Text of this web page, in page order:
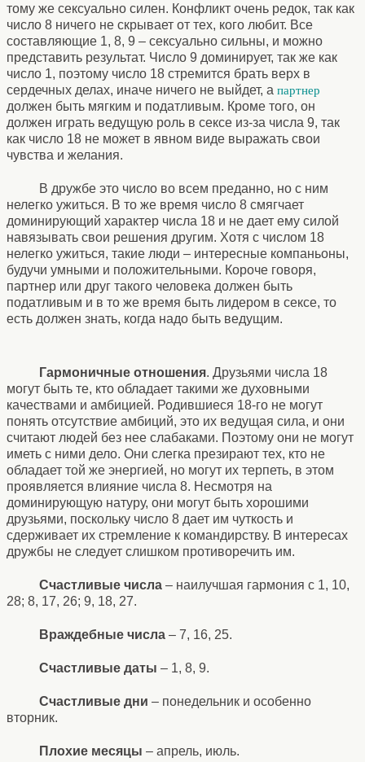
тому же сексуально силен. Конфликт очень редок, так как
число 8 ничего не скрывает от тех, кого любит. Все
составляющие 1, 8, 9 – сексуально сильны, и можно
представить результат. Число 9 доминирует, так же как
число 1, поэтому число 18 стремится брать верх в
сердечных делах, иначе ничего не выйдет, а партнер
должен быть мягким и податливым. Кроме того, он
должен играть ведущую роль в сексе из-за числа 9, так
как число 18 не может в явном виде выражать свои
чувства и желания.
В дружбе это число во всем преданно, но с ним
нелегко ужиться. В то же время число 8 смягчает
доминирующий характер числа 18 и не дает ему силой
навязывать свои решения другим. Хотя с числом 18
нелегко ужиться, такие люди – интересные компаньоны,
будучи умными и положительными. Короче говоря,
партнер или друг такого человека должен быть
податливым и в то же время быть лидером в сексе, то
есть должен знать, когда надо быть ведущим.
Гармоничные отношения. Друзьями числа 18
могут быть те, кто обладает такими же духовными
качествами и амбицией. Родившиеся 18-го не могут
понять отсутствие амбиций, это их ведущая сила, и они
считают людей без нее слабаками. Поэтому они не могут
иметь с ними дело. Они слегка презирают тех, кто не
обладает той же энергией, но могут их терпеть, в этом
проявляется влияние числа 8. Несмотря на
доминирующую натуру, они могут быть хорошими
друзьями, поскольку число 8 дает им чуткость и
сдерживает их стремление к командирству. В интересах
дружбы не следует слишком противоречить им.
Счастливые числа – наилучшая гармония с 1, 10,
28; 8, 17, 26; 9, 18, 27.
Враждебные числа – 7, 16, 25.
Счастливые даты – 1, 8, 9.
Счастливые дни – понедельник и особенно
вторник.
Плохие месяцы – апрель, июль.